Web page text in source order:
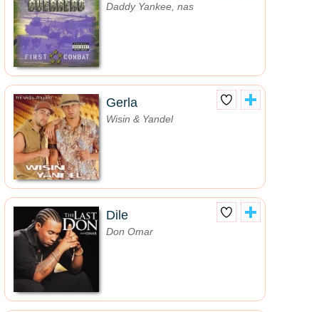
Daddy Yankee, nas
Gerla
Wisin & Yandel
Dile
Don Omar